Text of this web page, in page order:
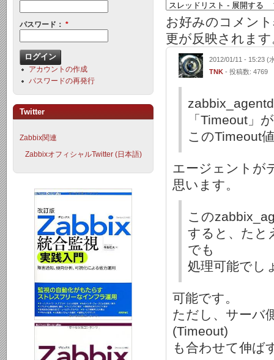
お好みのコメン
更が反映されます
2012/01/11 - 15:23 (
TNK - 投稿数: 4769
「Timeout」
このTimeout
エージェントが
思います。
この
すると、たと
でも
処理可能でし
可能です。
ただし、サーバ
(Timeout)
も合わせて伸ば
パスワード： *
アカウントの作成
パスワードの再発行
Twitter
Zabbix関連
ZabbixオフィシャルTwitter (日本語)